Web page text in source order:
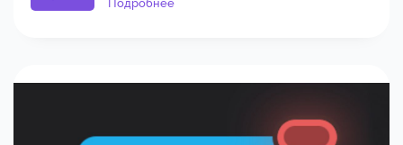
Подробнее